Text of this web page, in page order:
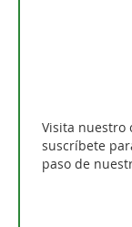
Visita nuestro
suscríbete
paso de